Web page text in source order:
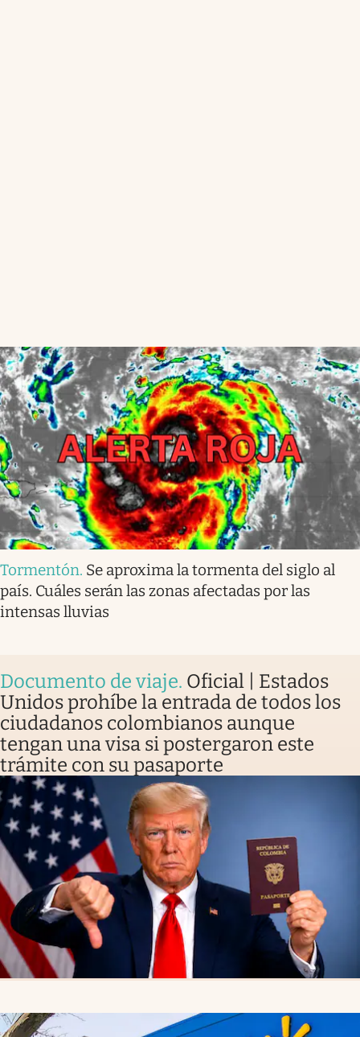
Tormentón. Se aproxima la tormenta del siglo al
país. Cuáles serán las zonas afectadas por las
intensas lluvias
Documento de viaje. Oficial | Estados
Unidos prohíbe la entrada de todos los
ciudadanos colombianos aunque
tengan una visa si postergaron este
trámite con su pasaporte